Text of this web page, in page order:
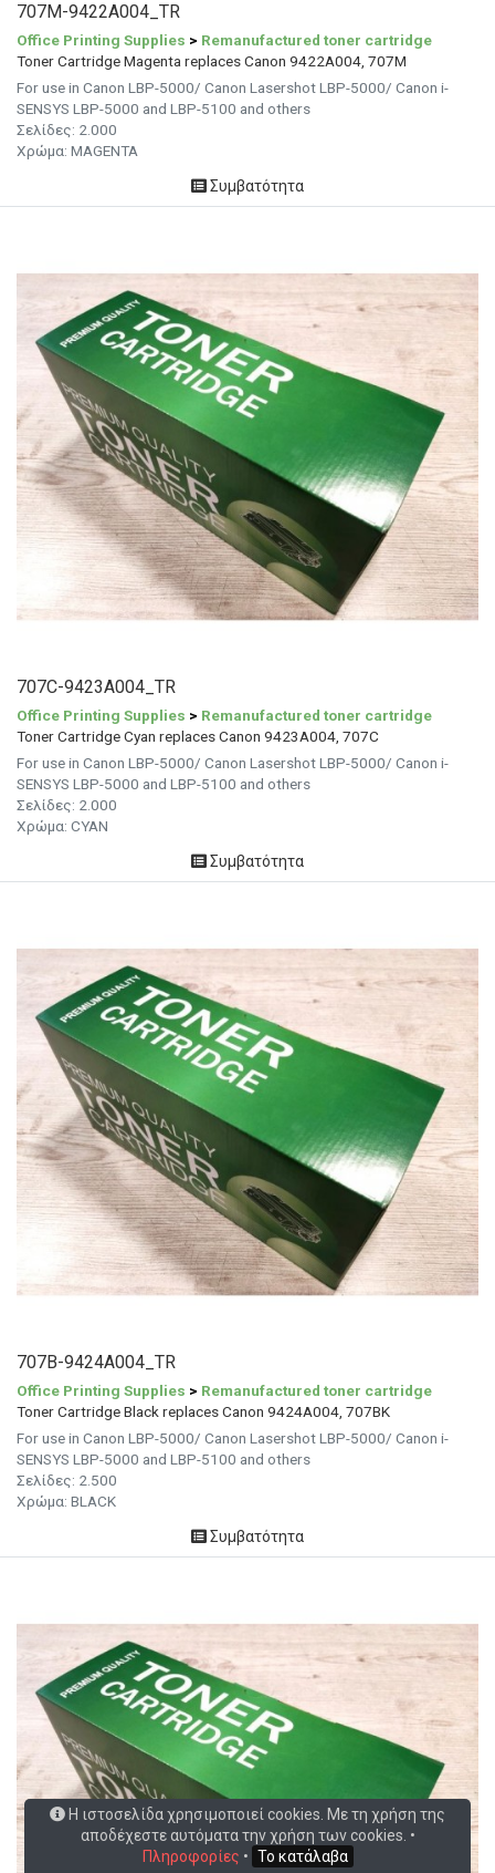
707M-9422A004_TR
Office Printing Supplies > Remanufactured toner cartridge
Toner Cartridge Magenta replaces Canon 9422A004, 707M
For use in Canon LBP-5000/ Canon Lasershot LBP-5000/ Canon i-
SENSYS LBP-5000 and LBP-5100 and others
Σελίδες: 2.000
Χρώμα: MAGENTA
Συμβατότητα
707C-9423A004_TR
Office Printing Supplies > Remanufactured toner cartridge
Toner Cartridge Cyan replaces Canon 9423A004, 707C
For use in Canon LBP-5000/ Canon Lasershot LBP-5000/ Canon i-
SENSYS LBP-5000 and LBP-5100 and others
Σελίδες: 2.000
Χρώμα: CYAN
Συμβατότητα
707B-9424A004_TR
Office Printing Supplies > Remanufactured toner cartridge
Toner Cartridge Black replaces Canon 9424A004, 707BK
For use in Canon LBP-5000/ Canon Lasershot LBP-5000/ Canon i-
SENSYS LBP-5000 and LBP-5100 and others
Σελίδες: 2.500
Χρώμα: BLACK
Συμβατότητα
Η ιστοσελίδα χρησιμοποιεί cookies. Με τη χρήση της
αποδέχεστε αυτόματα την χρήση των cookies. •
Πληροφορίες • Το κατάλαβα